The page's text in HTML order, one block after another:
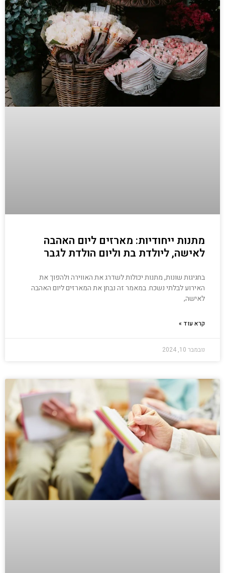
מתנות ייחודיות: מארזים ליום האהבה
לאישה, ליולדת בת וליום הולדת לגבר
בחגיגות שונות, מתנות יכולות לשדרג את האווירה ולהפוך את
האירוע לבלתי נשכח. במאמר זה נבחן את המארזים ליום האהבה
לאישה,
קרא עוד »
נובמבר 10, 2024